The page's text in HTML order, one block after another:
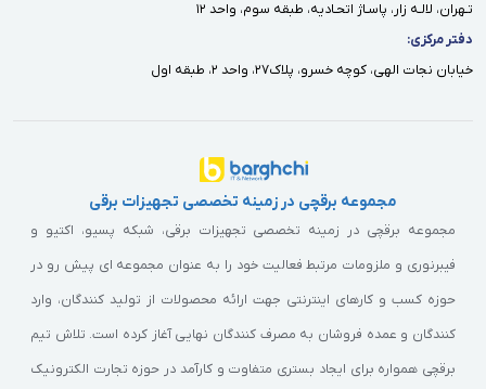
تـهران، لالـه زار، پاسـاژ اتحـاديه، طبقه سوم، واحد ١٢
دفتر مركزى:
خيابان نجات الهى، كوچه خسرو، پلاك٢٧، واحد ٢، طبقه اول
مجموعه برقچی در زمینه تخصصی تجهیزات برقی
مجموعه برقچی در زمینه تخصصی تجهیزات برقی، شبکه پسیو، اکتیو و
فیبرنوری و ملزومات مرتبط فعالیت خود را به عنوان مجموعه ای پیش رو در
حوزه کسب و کارهای اینترنتی جهت ارائه محصولات از تولید کنندگان، وارد
کنندگان و عمده فروشان به مصرف کنندگان نهایی آغاز کرده است. تلاش تیم
برقچی همواره برای ایجاد بستری متفاوت و کارآمد در حوزه تجارت الکترونیک